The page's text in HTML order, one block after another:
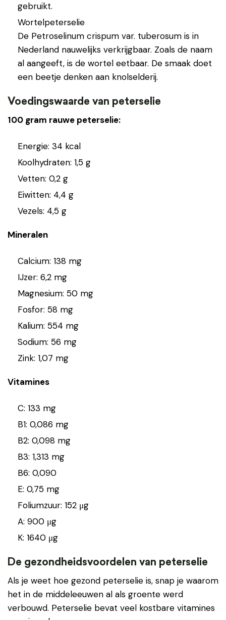
gebruikt.
Wortelpeterselie
De Petroselinum crispum var. tuberosum is in
Nederland nauwelijks verkrijgbaar. Zoals de naam
al aangeeft, is de wortel eetbaar. De smaak doet
een beetje denken aan knolselderij.
Voedingswaarde van peterselie
100 gram rauwe peterselie:
Energie: 34 kcal
Koolhydraten: 1,5 g
Vetten: 0,2 g
Eiwitten: 4,4 g
Vezels: 4,5 g
Mineralen
Calcium: 138 mg
IJzer: 6,2 mg
Magnesium: 50 mg
Fosfor: 58 mg
Kalium: 554 mg
Sodium: 56 mg
Zink: 1,07 mg
Vitamines
C: 133 mg
B1: 0,086 mg
B2: 0,098 mg
B3: 1,313 mg
B6: 0,090
E: 0,75 mg
Foliumzuur: 152 μg
A: 900 μg
K: 1640 μg
De gezondheidsvoordelen van peterselie
Als je weet hoe gezond peterselie is, snap je waarom
het in de middeleeuwen al als groente werd
verbouwd. Peterselie bevat veel kostbare vitamines